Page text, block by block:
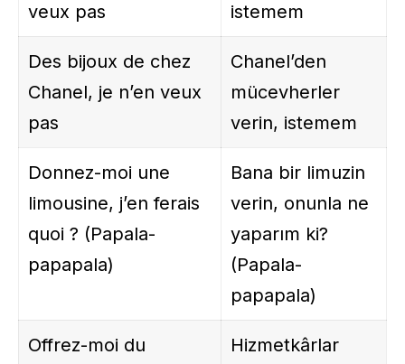
veux pas
istemem
Des bijoux de chez
Chanel, je n’en veux
pas
Chanel’den
mücevherler
verin, istemem
Donnez-moi une
limousine, j’en ferais
quoi ? (Papala-
papapala)
Bana bir limuzin
verin, onunla ne
yaparım ki?
(Papala-
papapala)
Offrez-moi du
Hizmetkârlar